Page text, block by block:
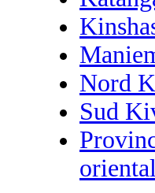
Nord
Sud